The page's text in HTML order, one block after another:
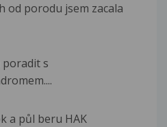
od porodu jsem zacala
poradit s
a půl beru HAK